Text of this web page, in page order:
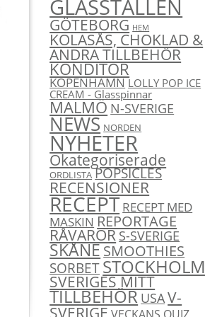
GLASSTÄLLEN
GÖTEBORG HEM
KOLASÅS, CHOKLAD &
ANDRA TILLBEHÖR
KONDITOR
KÖPENHAMN LOLLY POP ICE
CREAM - Glasspinnar
MALMÖN-SVERIGE
NEWS NORDEN
NYHETER
Okategoriserade
ORDLISTA POPSICLES
RECENSIONER
RECEPT RECEPT MED
MASKIN REPORTAGE
RÅVARORS-SVERIGE
SKÅNESMOOTHIES
SORBETSTOCKHOLM
SVERIGES MITT
TILLBEHÖRUSAV-
SVERIGE